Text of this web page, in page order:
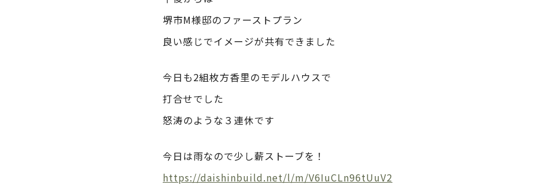
堺市M様邸のファーストプラン
良い感じでイメージが共有できました
今日も2組枚方香里のモデルハウスで
打合せでした
怒涛のような３連休です
今日は雨なので少し薪ストーブを！
https://daishinbuild.net/l/m/V6IuCLn96tUuV2